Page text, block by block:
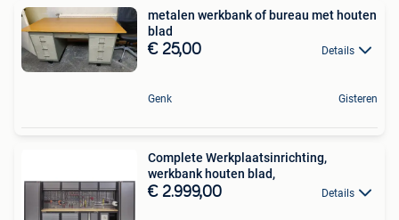
metalen werkbank of bureau met houten
blad
€ 25,00 Details
Genk Gisteren
Complete Werkplaatsinrichting,
werkbank houten blad,
€ 2.999,00 Details